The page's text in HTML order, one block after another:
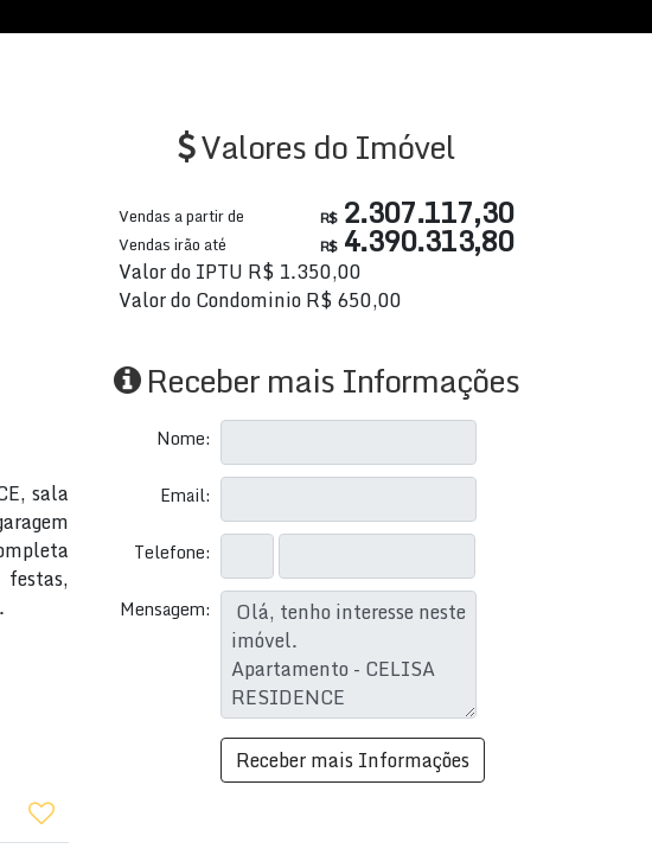
sala
Valores do Imóvel
R$2.307.117,30
Vendas a partir de
R$4.390.313,80
Vendas irão até
Valor do IPTU R$ 1.350,00
Valor do CondominioR$650,00
Receber mais Informações
Nome:
Email:
Telefone:
Mensagem: